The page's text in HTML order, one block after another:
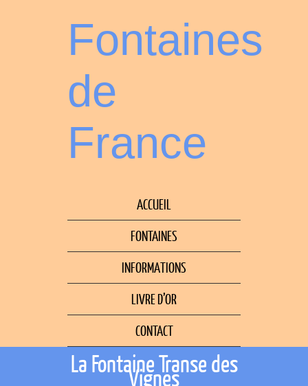
Fontaines
de
France
ACCUEIL
FONTAINES
INFORMATIONS
LIVRE D’OR
CONTACT
La Fontaine Transe des
Vignes